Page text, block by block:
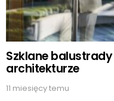
Szklane
architekturze
11 miesięcy temu